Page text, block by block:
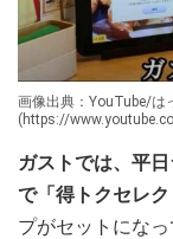
画像出典：YouTube/は
(https://
ガストでは、平
で「得トクセレク
プがセットにな